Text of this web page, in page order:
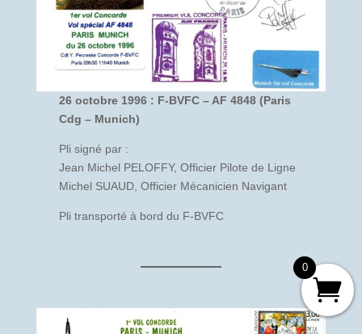
26 octobre 1996 : F-BVFC – AF 4848 (Paris
Cdg – Munich)
Pli signé par :
Jean Michel PELOFFY, Officier Pilote de Ligne
Michel SUAUD, Officier Mécanicien Navigant
Pli transporté à bord du F-BVFC
0